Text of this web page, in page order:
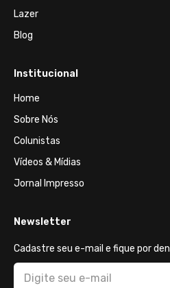
Lazer
Blog
Institucional
Home
Sobre Nós
Colunistas
Vídeos & Mídias
Jornal Impresso
Newsletter
Cadastre seu e-mail e fique por